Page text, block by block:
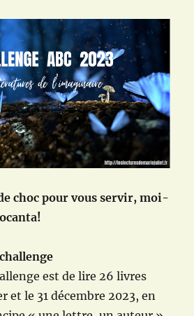
choc pour vous servir, moi-
est de lire 26 livres
et le 31 décembre 2023, en